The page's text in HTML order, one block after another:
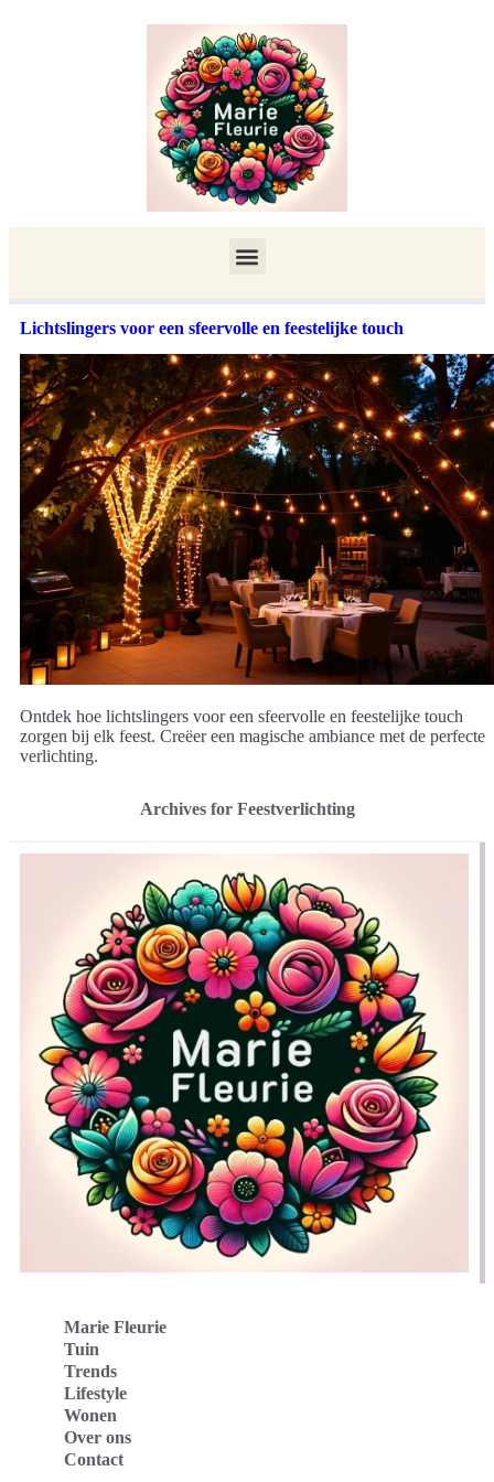
Lichtslingers voor een sfeervolle en feestelijke touch
Ontdek hoe lichtslingers voor een sfeervolle en feestelijke touch
zorgen bij elk feest. Creëer een magische ambiance met de perfecte
verlichting.
Archives for Feestverlichting
Marie Fleurie
Tuin
Trends
Lifestyle
Wonen
Over ons
Contact